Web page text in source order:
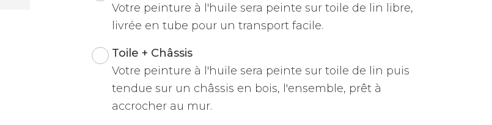
Votre peinture à l'huile sera peinte sur toile de lin libre,
livrée en tube pour un transport facile.
Toile + Châssis
Votre peinture à l'huile sera peinte sur toile de lin puis
tendue sur un châssis en bois, l'ensemble, prêt à
accrocher au mur.